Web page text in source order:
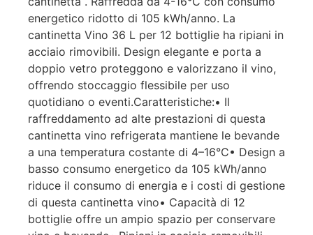
energetico ridotto di 105 kWh/anno. La
cantinetta Vino 36 L per 12 bottiglie ha ripiani in
acciaio rimovibili. Design elegante e porta a
doppio vetro proteggono e valorizzano il vino,
offrendo stoccaggio flessibile per uso
quotidiano o eventi.Caratteristiche:• Il
raffreddamento ad alte prestazioni di questa
cantinetta vino refrigerata mantiene le bevande
a una temperatura costante di 4–16°C• Design a
basso consumo energetico da 105 kWh/anno
riduce il consumo di energia e i costi di gestione
di questa cantinetta vino• Capacità di 12
bottiglie offre un ampio spazio per conservare